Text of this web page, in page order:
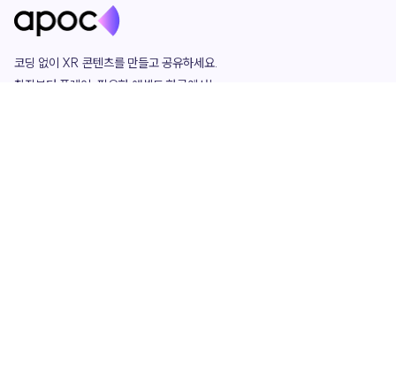
코딩 없이 XR 콘텐츠를 만들고 공유하세요.
창작부터 플레이, 필요한 애셋도 한곳에서!